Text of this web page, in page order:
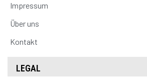
Impressum
Über uns
Kontakt
LEGAL